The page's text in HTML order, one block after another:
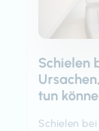
Schielen
tun
Schielen